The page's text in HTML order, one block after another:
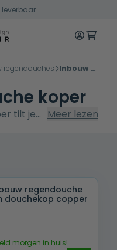
Mijn
regendouches Inbouw regendouche koper
koper
tilt je
of
Meer lezen
regendouche
douchekop copper
morgen in huis!